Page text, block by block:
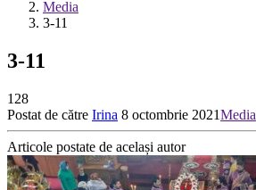
Media
3-11
3-11
128
Postat de către Irina 8 octombrie 2021Media
Articole postate de același autor